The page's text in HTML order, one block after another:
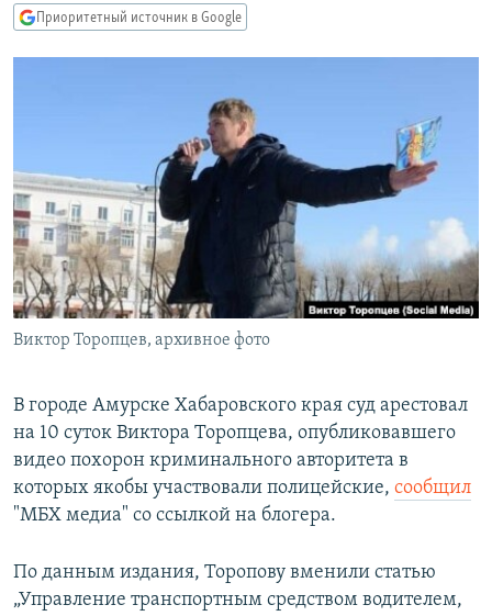
Вернутся
КАВКАЗ.РЕАЛИИ
РАСПИСАНИЕ ВЕЩАНИЯ
ПОДПИШИТЕСЬ НА РАССЫЛКУ
СОЦИАЛЬНЫЕ СЕТИ
Все сайты РСЕ/РС
Приоритетный источник в Google
Виктор Торопцев, архивное фото
В городе Амурске Хабаровского края суд арестовал
на 10 суток Виктора Торопцева, опубликовавшего
видео похорон криминального авторитета в
которых якобы участвовали полицейские, сообщил
"МБХ медиа" со ссылкой на блогера.
По данным издания, Торопову вменили статью
„Управление транспортным средством водителем,